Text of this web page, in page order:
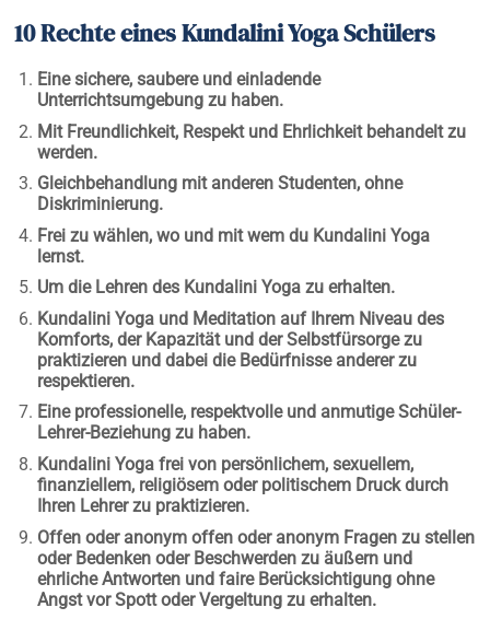
10 Rechte eines Kundalini Yoga Schülers
Eine sichere, saubere und einladende
Unterrichtsumgebung zu haben.
Mit Freundlichkeit, Respekt und Ehrlichkeit behandelt zu
werden.
Gleichbehandlung mit anderen Studenten, ohne
Diskriminierung.
Frei zu wählen, wo und mit wem du Kundalini Yoga
lernst.
Um die Lehren des Kundalini Yoga zu erhalten.
Kundalini Yoga und Meditation auf Ihrem Niveau des
Komforts, der Kapazität und der Selbstfürsorge zu
praktizieren und dabei die Bedürfnisse anderer zu
respektieren.
Eine professionelle, respektvolle und anmutige Schüler-
Lehrer-Beziehung zu haben.
Kundalini Yoga frei von persönlichem, sexuellem,
finanziellem, religiösem oder politischem Druck durch
Ihren Lehrer zu praktizieren.
Offen oder anonym offen oder anonym Fragen zu stellen
oder Bedenken oder Beschwerden zu äußern und
ehrliche Antworten und faire Berücksichtigung ohne
Angst vor Spott oder Vergeltung zu erhalten.